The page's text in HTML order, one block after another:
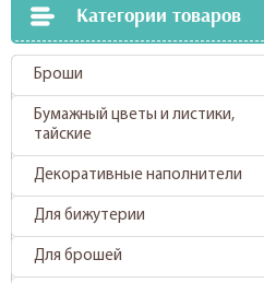
Категории товаров
Броши
Бумажный цветы и листики,
тайские
Декоративные наполнители
Для бижутерии
Для брошей